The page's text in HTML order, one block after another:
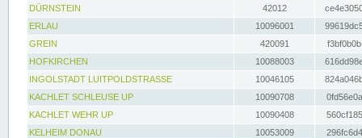
DÜRNSTEIN
42012
ERLAU
10096001
GREIN
420091
HOFKIRCHEN
10088003
INGOLSTADT LUITPOLDSTRASSE
10046105
KACHLET SCHLEUSE UP
10090708
KACHLET WEHR UP
10090408
KELHEIM DONAU
10053009